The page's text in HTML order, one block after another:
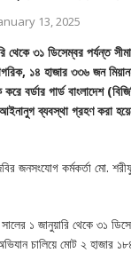
13, 2025
থেকে ৩১ ডিসেম্বর পর্যন্ত
১৪ হাজার ৩৩৬ জন
বর্ডার গার্ড বাংলাদেশ
ব্যবস্থা গ্রহণ করা
জনসংযোগ কর্মকর্তা মো.
১ জানুয়ারি থেকে ৩১
চালিয়ে মোট ২ হাজার